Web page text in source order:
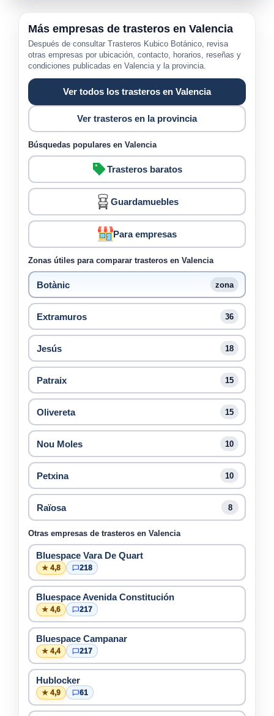
Más empresas de trasteros en Valencia
Después de consultar Trasteros Kubico Botánico, revisa
otras empresas por ubicación, contacto, horarios, reseñas y
condiciones publicadas en Valencia y la provincia.
Ver todos los trasteros en Valencia
Ver trasteros en la provincia
Búsquedas populares en Valencia
Trasteros baratos
Guardamuebles
Para empresas
Zonas útiles para comparar trasteros en Valencia
Botànic zona
Extramuros 36
Jesús 18
Patraix 15
Olivereta 15
Nou Moles 10
Petxina 10
Raïosa 8
Otras empresas de trasteros en Valencia
Bluespace Vara De Quart
★ 4,8 218
Bluespace Avenida Constitución
★ 4,6 217
Bluespace Campanar
★ 4,4 217
Hublocker
★ 4,9 61